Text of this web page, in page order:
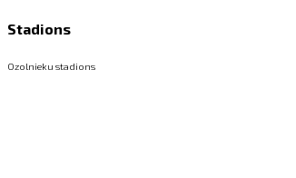
Stadions
Ozolnieku stadions